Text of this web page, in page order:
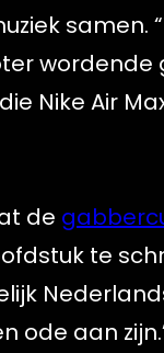
samen.
Nike Air
de
te
ode aan